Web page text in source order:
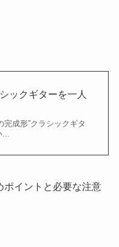
ックギターを一人
成形”クラシックギタ
...
ポイントと必要な注意